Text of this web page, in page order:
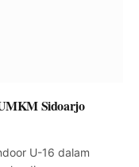
Sidoarjo
U-16 dalam